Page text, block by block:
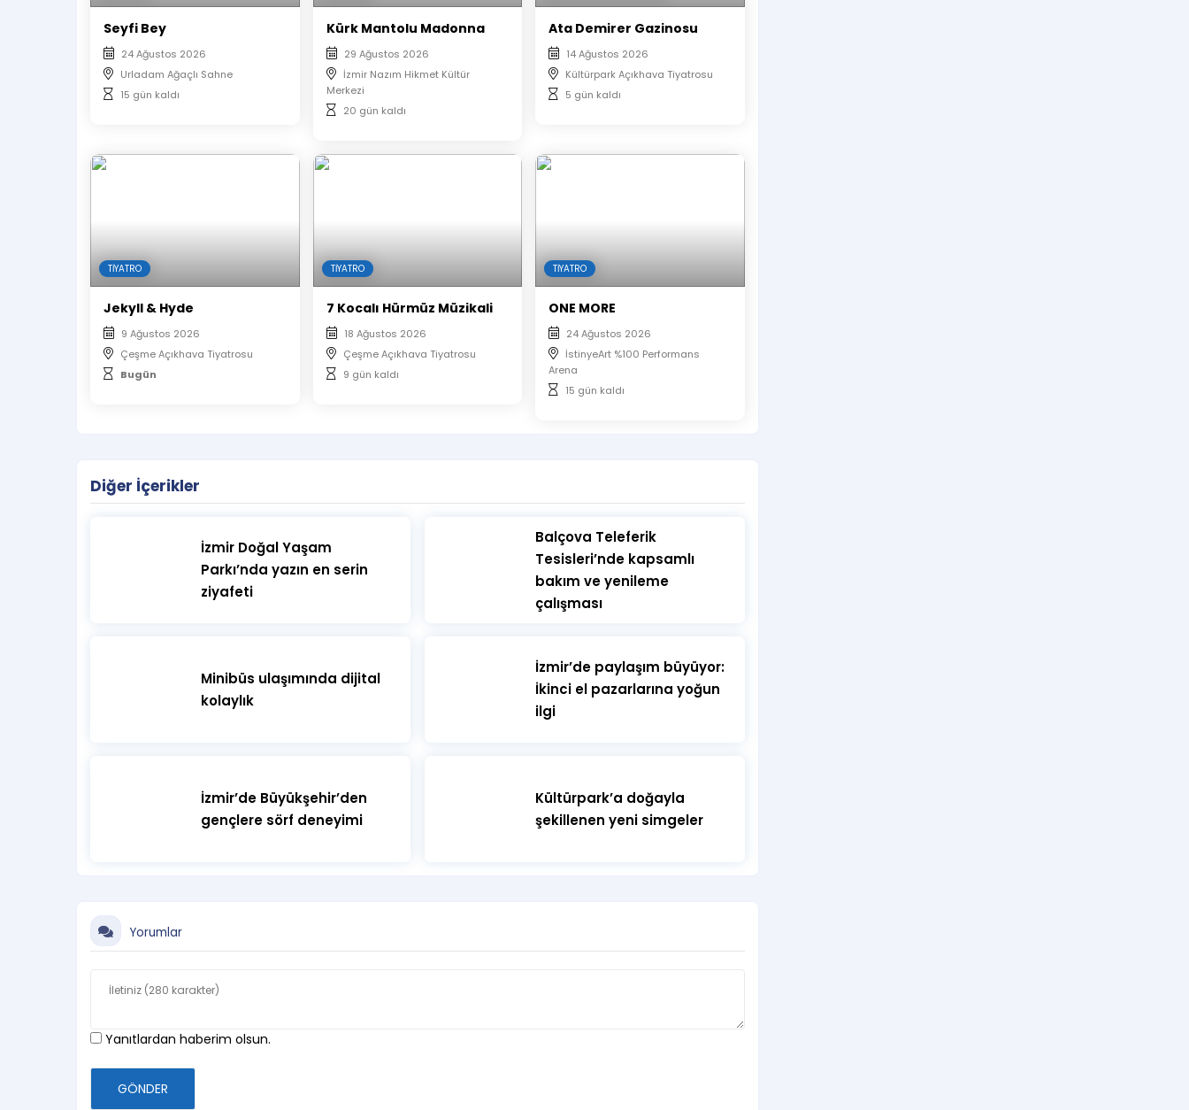
Tek Perde / 90 dakika
Yapım:
Vay Prodüksiyon
Yöneten:Celal Kadri Kınoğlu
Yazan:Gencay Ünsalan
Dekor:Cihan Aşar
Organizasyon:
E-biletiniz tarafınıza mail ve sms olarak iletilecektir.
Çıktı almanıza gerek yoktur.
Oyunun başlamasının ardından salona seyirci alınmayacaktır.
Etkinlik başlangıç saatinden en az 30 dakika önce biletle birlikte etkinliğin kapısında olacak şekilde
hazır olunmasını önemle rica ederiz.
Etkinlik girişinde bilet kontrolü yapılacaktır, biletinizi telefondan göstermeniz gerekmektedir.
Misafirlerin belirtilen oturma düzenine uyması zorunludur. Etkinlik boyunca belirlenen koltuklarda
Seyfi Bey
24 Ağustos 2026
Urladam Ağaçlı Sahne
15 gün kaldı
Kürk Mantolu Madonna
29 Ağustos 2026
İzmir Nazım Hikmet Kültür
Merkezi
20 gün kaldı
Ata Demirer Gazinosu
14 Ağustos 2026
Kültürpark Açıkhava Tiyatrosu
5 gün kaldı
TIYATRO
Jekyll & Hyde
9 Ağustos 2026
Çeşme Açıkhava Tiyatrosu
Bugün
TIYATRO
7 Kocalı Hürmüz Müzikali
18 Ağustos 2026
Çeşme Açıkhava Tiyatrosu
9 gün kaldı
TIYATRO
ONE MORE
24 Ağustos 2026
İstinyeArt %100 Performans
Arena
15 gün kaldı
Diğer İçerikler
İzmir Doğal Yaşam
Parkı’nda yazın en serin
ziyafeti
​Balçova Teleferik
Tesisleri’nde kapsamlı
bakım ve yenileme
çalışması
Minibüs ulaşımında dijital
kolaylık
İzmir’de paylaşım büyüyor:
İkinci el pazarlarına yoğun
ilgi
İzmir’de Büyükşehir’den
gençlere sörf deneyimi
Kültürpark’a doğayla
şekillenen yeni simgeler
Yorumlar
Yanıtlardan haberim olsun.
GÖNDER